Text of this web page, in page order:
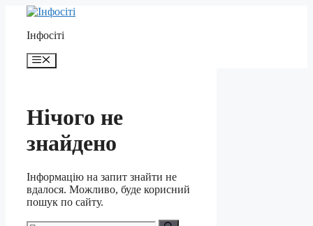
Перейти
контенту
Інфосіті
Меню
Нічого не
знайдено
Інформацію на запит знайти не
вдалося. Можливо, буде корисний
пошук по сайту.